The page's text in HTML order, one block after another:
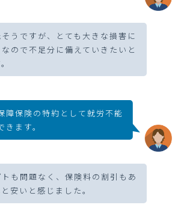
うですが、とても大きな損害に
ので不足分に備えていきたいと
障保険の特約として就労不能
ます。
も問題なく、保険料の割引もあ
安いと感じました。